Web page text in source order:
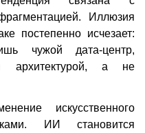
Иллюзия
постепенно исчезает:
чужой дата-центр,
архитектурой, а не
искусственного
ИИ становится